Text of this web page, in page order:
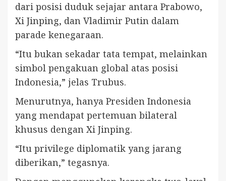
dari posisi duduk sejajar antara Prabowo,
Xi Jinping, dan Vladimir Putin dalam
parade kenegaraan.
“Itu bukan sekadar tata tempat, melainkan
simbol pengakuan global atas posisi
Indonesia,” jelas Trubus.
Menurutnya, hanya Presiden Indonesia
yang mendapat pertemuan bilateral
khusus dengan Xi Jinping.
“Itu privilege diplomatik yang jarang
diberikan,” tegasnya.